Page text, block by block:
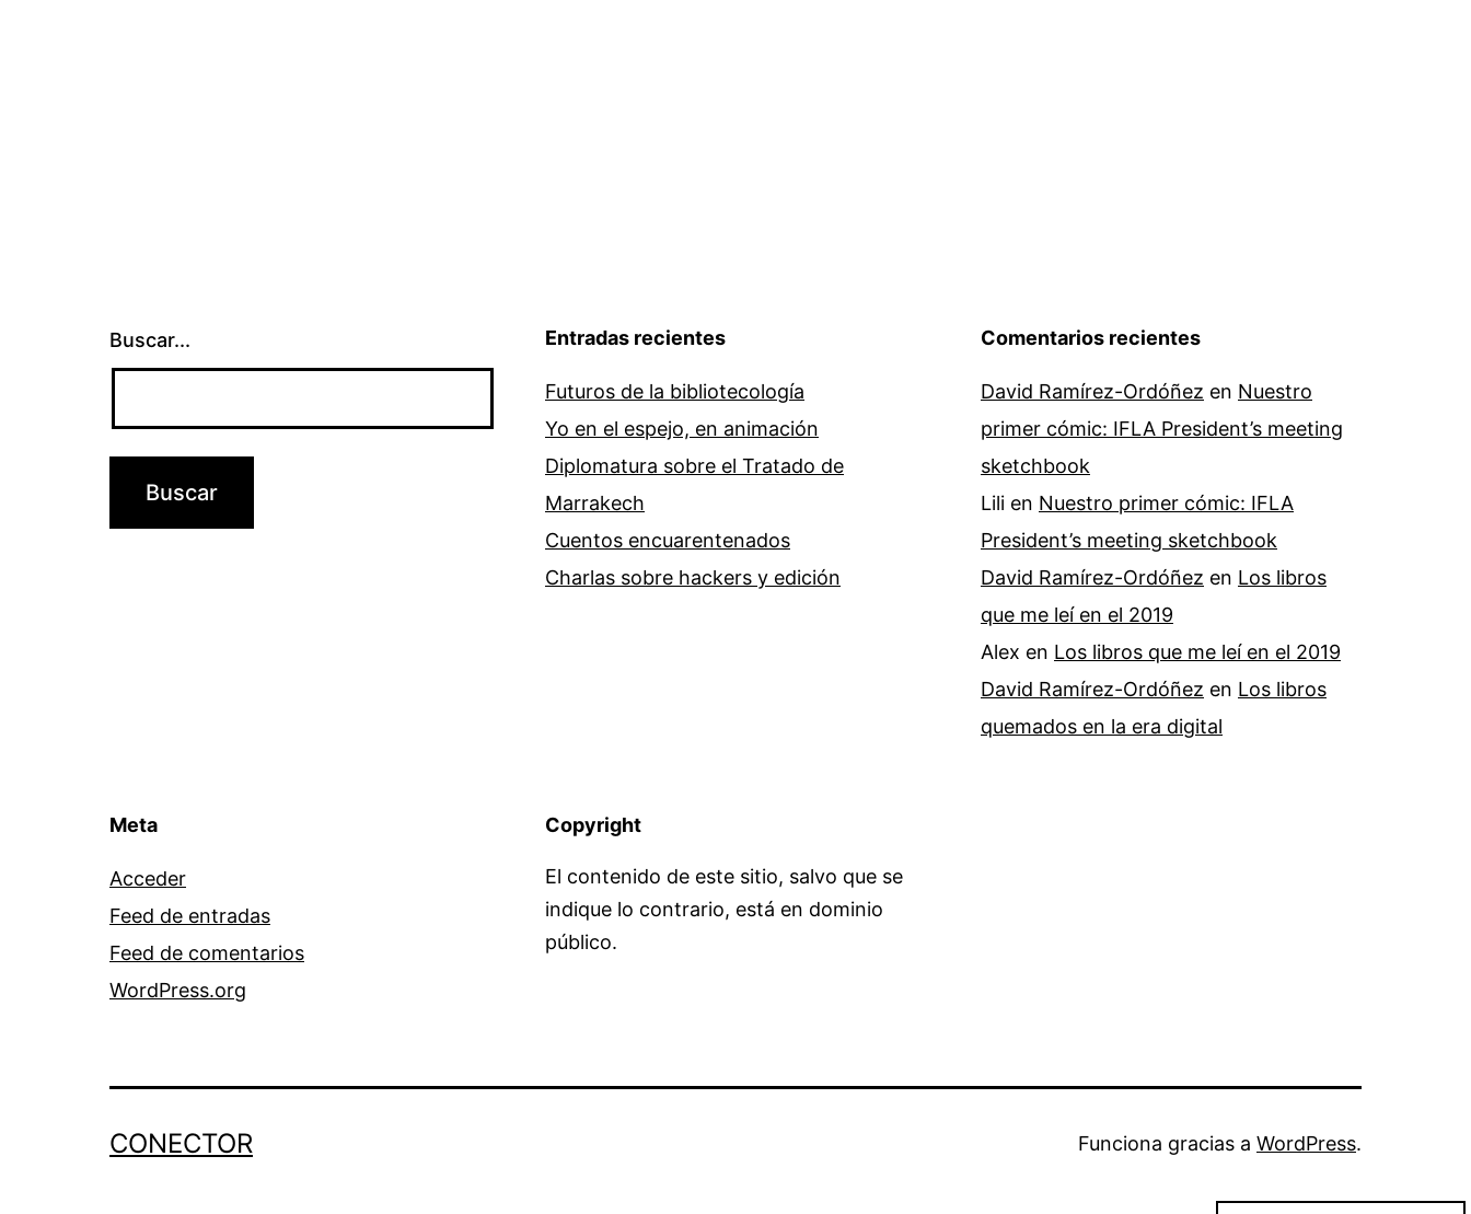
Buscar... Entradas recientes
Futuros de la bibliotecología
Yo en el espejo, en animación
Diplomatura sobre el Tratado de
Marrakech
Cuentos encuarentenados
Charlas sobre hackers y edición
Comentarios recientes
David Ramírez-Ordóñez en Nuestro
primer cómic: IFLA President’s meeting
sketchbook
Lili en Nuestro primer cómic: IFLA
President’s meeting sketchbook
David Ramírez-Ordóñez en Los libros
que me leí en el 2019
Alex en Los libros que me leí en el 2019
David Ramírez-Ordóñez en Los libros
quemados en la era digital
Meta
Acceder
Feed de entradas
Feed de comentarios
WordPress.org
Copyright
El contenido de este sitio, salvo que se
indique lo contrario, está en dominio
público.
CONECTOR Funciona gracias a WordPress.